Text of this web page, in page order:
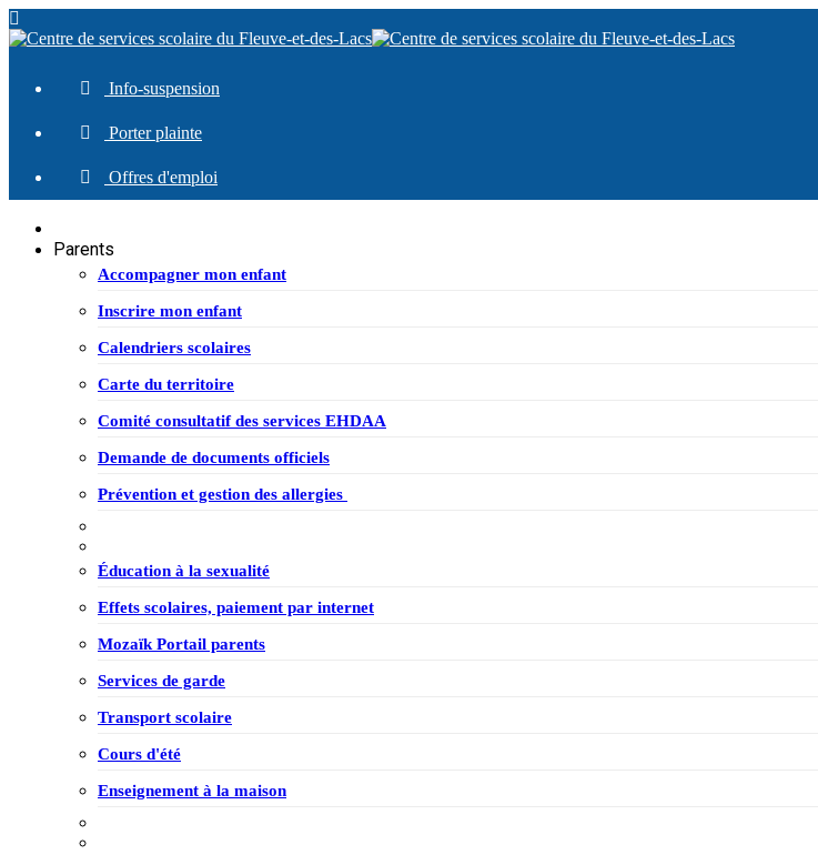
Info-suspension
Porter plainte
Offres d'emploi
Parents
Accompagner mon enfant
Inscrire mon enfant
Calendriers scolaires
Carte du territoire
Comité consultatif des services EHDAA
Demande de documents officiels
Prévention et gestion des allergies
Éducation à la sexualité
Effets scolaires, paiement par internet
Mozaïk Portail parents
Services de garde
Transport scolaire
Cours d'été
Enseignement à la maison